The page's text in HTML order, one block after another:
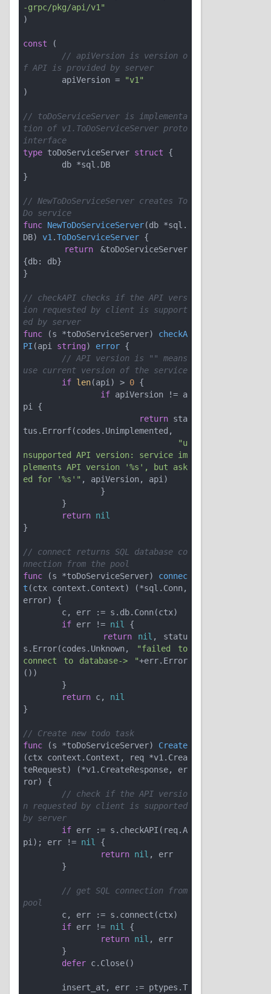
-grpc/pkg/api/v1"
)
const (
// apiVersion is version o
f API is provided by server
	apiVersion =
"v1"
)
// toDoServiceServer is implementa
tion of v1.ToDoServiceServer proto
interface
type toDoServiceServer struct {
}
// NewToDoServiceServer creates To
Do service
func NewToDoServiceServer(db *sql.
DB)
v1 .ToDoServiceServer {
return &toDoServiceServer
{db: db}
}
// checkAPI checks if the API vers
ion requested by client is support
ed by server
func
(s *toDoServiceServer)
checkA
PI (api string) error {
// API version is "" means
use current version of the service
if len(api) > 0 {
if apiVersion != a
pi {
return sta
tus.Errorf(codes.Unimplemented,
"u
nsupported API version: service im
plements API version '%s', but ask
ed for '%s'" , apiVersion, api)
return nil
}
// connect returns SQL database co
nnection from the pool
func
(s *toDoServiceServer)
connec
t (ctx context.Context)
(*sql.Conn,
error)
{
if err != nil
{
return
nil , statu
s.Error(codes.Unknown,
"failed to
connect to database-> "+err.Error
())
return c, nil
}
// Create new todo task
func
(s *toDoServiceServer)
Create
(ctx context.Context, req *v1.Crea
teRequest)
(*v1.CreateResponse, er
ror)
{
// check if the API versio
n requested by client is supported
by server
if err := s.checkAPI(req.A
pi); err != nil
{
return nil , err
// get SQL connection from
pool
if err != nil
{
return nil , err
defer c.Close()